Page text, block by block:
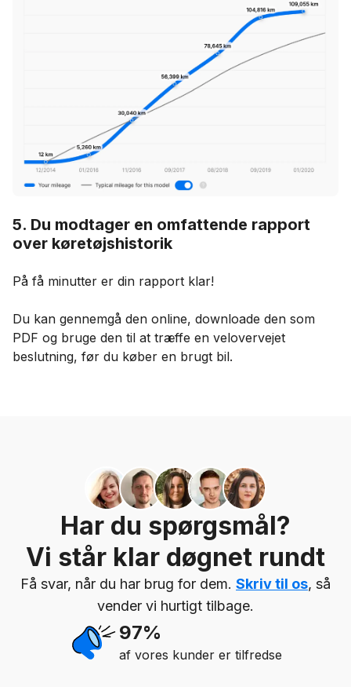
5. Du modtager en omfattende rapport
over køretøjshistorik
På få minutter er din rapport klar!
Du kan gennemgå den online, downloade den som
PDF og bruge den til at træffe en velovervejet
beslutning, før du køber en brugt bil.
Har du spørgsmål?
Vi står klar døgnet rundt
Få svar, når du har brug for dem. Skriv til os, så
vender vi hurtigt tilbage.
97%
af vores kunder er tilfredse